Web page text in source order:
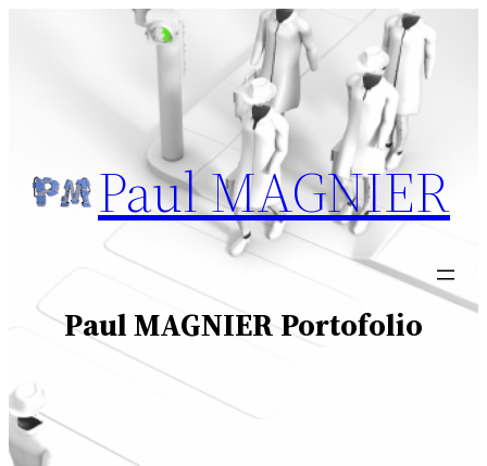
Paul MAGNIER
Paul MAGNIER Portofolio